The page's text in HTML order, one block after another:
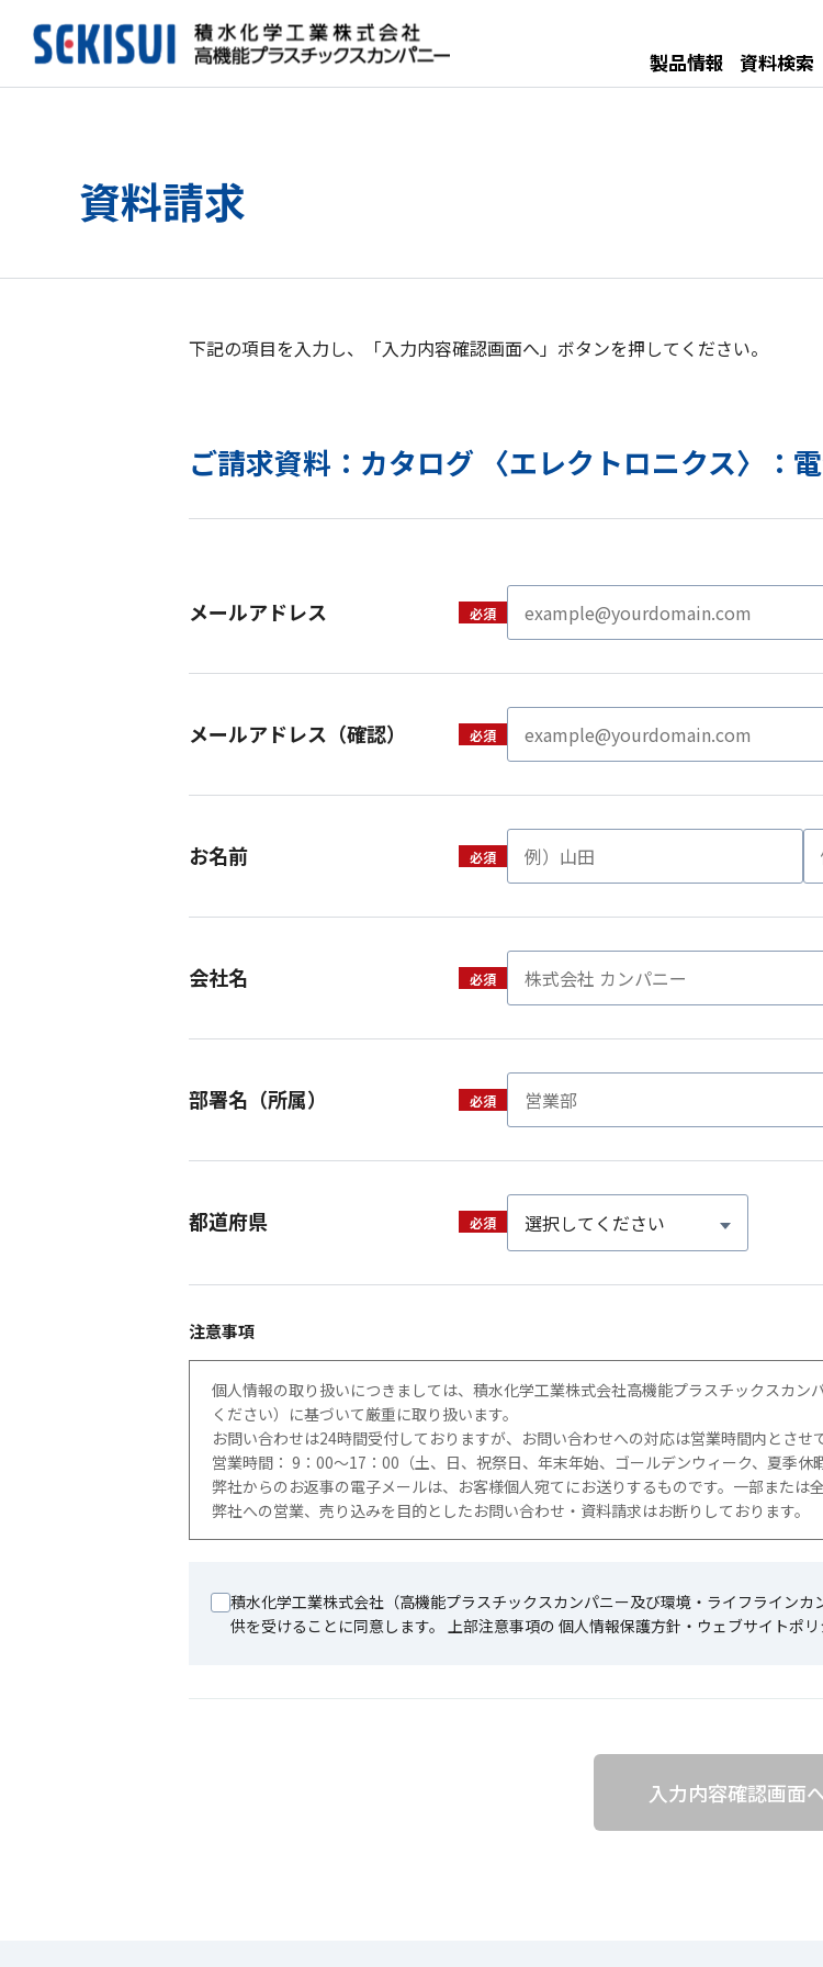
製品情報 資料検索
資料請求
下記の項目を入力し、「入力内容確認画面へ」ボタンを押してください。
ご請求資料：カタログ 〈エレクトロニクス〉：
メールアドレス
メールアドレス（確認）
お名前
会社名
部署名（所属）
都道府県
注意事項
個人情報の取り扱いにつきましては、積水化学工業株式会社高機能プラスチックスカン
ください）に基づいて厳重に取り扱います。
お問い合わせは24時間受付しておりますが、お問い合わせへの対応は営業時間内とさせ
営業時間： 9：00～17：00（土、日、祝祭日、年末年始、ゴールデンウィーク、夏季休
弊社からのお返事の電子メールは、お客様個人宛てにお送りするものです。一部または
弊社への営業、売り込みを目的としたお問い合わせ・資料請求はお断りしております。
積水化学工業株式会社（高機能プラスチックスカンパニー及び環境・ライフライン
供を受けることに同意します。 上部注意事項の 個人情報保護方針・ウェブサイトポリ
入力内容確認画面